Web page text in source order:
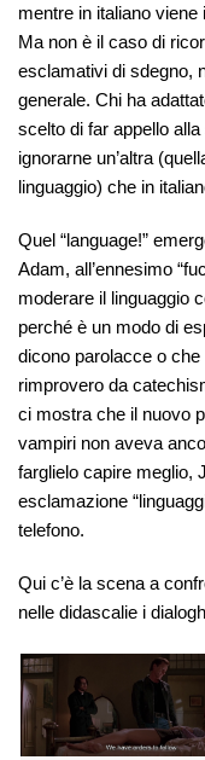
mentre in italiano
Ma non è il caso di
esclamativi di sdegno,
generale. Chi ha
scelto di far appello
ignorarne un’altra
linguaggio) che in
Quel “language!”
Adam, all’ennesimo
moderare il linguaggio
perché è un modo di
dicono parolacce o
rimprovero da
ci mostra che il nuovo
vampiri non aveva
farglielo capire meglio,
esclamazione
telefono.
Qui c’è la scena a
nelle didascalie i